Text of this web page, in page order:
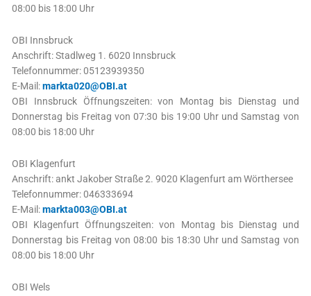
08:00 bis 18:00 Uhr
OBI Innsbruck
Anschrift: Stadlweg 1. 6020 Innsbruck
Telefonnummer: 05123939350
E-Mail:markta020@OBI.at
OBI Innsbruck Öffnungszeiten: von Montag bis Dienstag und
Donnerstag bis Freitag von 07:30 bis 19:00 Uhr und Samstag von
08:00 bis 18:00 Uhr
OBI Klagenfurt
Anschrift: ankt Jakober Straße 2. 9020 Klagenfurt am Wörthersee
Telefonnummer: 046333694
E-Mail:markta003@OBI.at
OBI Klagenfurt Öffnungszeiten: von Montag bis Dienstag und
Donnerstag bis Freitag von 08:00 bis 18:30 Uhr und Samstag von
08:00 bis 18:00 Uhr
OBI Wels